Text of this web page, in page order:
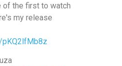
of the first to watch
my release